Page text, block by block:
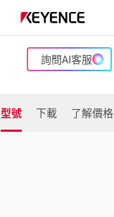
詢問AI客服
型號 下載 了解價格